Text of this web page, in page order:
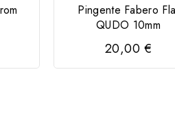
Pingente Fabero
QUDO 10mm
20,00 €